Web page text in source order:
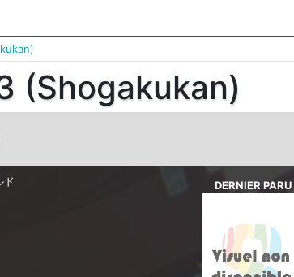
(Shogakukan)
ド
DERNIER PARU